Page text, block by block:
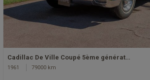
Cadillac De Ville Coupé 5ème générat…
1961 79000 km